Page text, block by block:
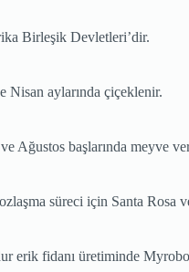
Birleşik Devletleri’dir.
Nisan aylarında çiçeklenir.
Ağustos başlarında meyve
süreci için Santa
erik fidanı üretiminde